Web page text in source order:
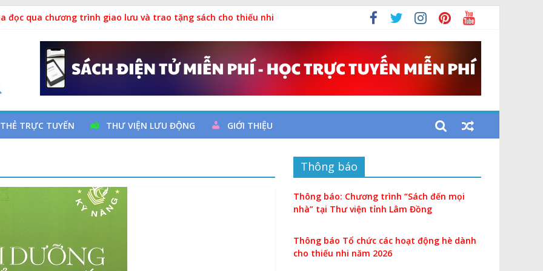
đọc qua chương trình giao lưu và trao tặng sách cho thiếu nhi
cơ đột quỵ não và dự phòng
TRỰC TUYẾN THƯ VIỆN LƯU ĐỘNG GIỚI THIỆU
Thông báo
Thông báo: Chương trình “Sách đến mọi
nhà” tại Thư viện tỉnh Lâm Đồng
Thông báo Tổ chức các hoạt động hè dành
cho thiếu nhi năm 2026